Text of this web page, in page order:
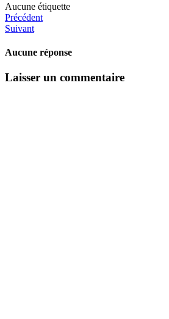
Aucune étiquette
Précédent
Suivant
Aucune réponse
Laisser un commentaire